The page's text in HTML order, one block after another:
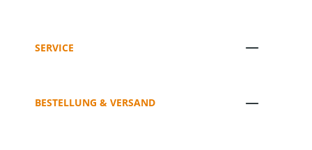
SERVICE
BESTELLUNG & VERSAND